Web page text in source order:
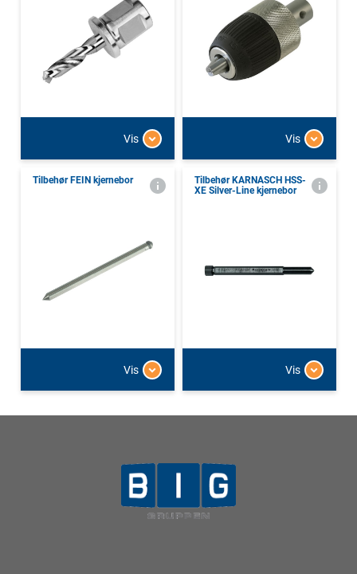
Vis Vis
Tilbehør FEIN kjernebor
Vis
Tilbehør KARNASCH HSS-
XE Silver-Line kjernebor
Vis